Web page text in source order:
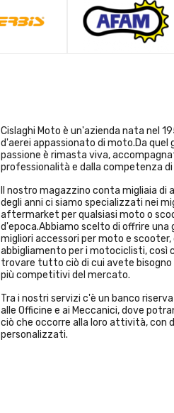
Cislaghi Moto è un'azienda nata nel
d'aerei appassionato di moto.Da quel
passione è rimasta viva,
professionalità e dalla competenza
Il nostro magazzino conta migliaia di
degli anni ci siamo specializzati nei
aftermarket per qualsiasi moto o
d'epoca.Abbiamo scelto di offrire una
migliori accessori per moto e scooter,
abbigliamento per i motociclisti, così
trovare tutto ciò di cui avete bisogno
più competitivi del mercato.
Tra i nostri servizi c'è un banco
alle Officine e ai Meccanici, dove
ciò che occorre alla loro attività, con
personalizzati.